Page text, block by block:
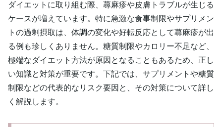
ダイエットに取り組む際、蕁麻疹や皮膚トラブルが生じる
ケースが増えています。特に急激な食事制限やサプリメン
トの過剰摂取は、体調の変化や好転反応として蕁麻疹が出
る例も珍しくありません。糖質制限やカロリー不足など、
極端なダイエット方法が原因となることもあるため、正し
い知識と対策が重要です。下記では、サプリメントや糖質
制限などの代表的なリスク要因と、その対策について詳し
く解説します。